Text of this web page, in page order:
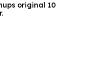
original 10